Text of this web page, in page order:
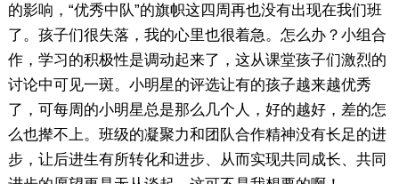
的影响，“优秀中队”的旗帜这四周再也没有出现在我们班
了。孩子们很失落，我的心里也很着急。怎么办？小组合
作，学习的积极性是调动起来了，这从课堂孩子们激烈的
讨论中可见一斑。小明星的评选让有的孩子越来越优秀
了，可每周的小明星总是那么几个人，好的越好，差的怎
么也撵不上。班级的凝聚力和团队合作精神没有长足的进
步，让后进生有所转化和进步、从而实现共同成长、共同